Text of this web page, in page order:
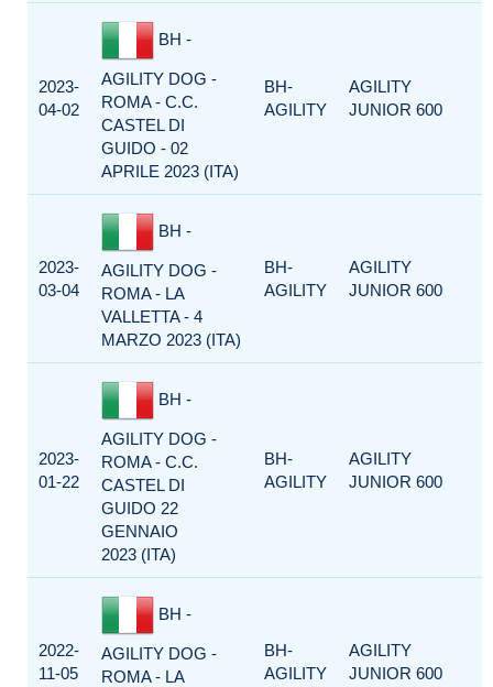
2023-
04-02
BH -
AGILITY DOG -
ROMA - C.C.
CASTEL DI
GUIDO - 02
APRILE 2023 (ITA)
BH-
AGILITY
AGILITY
JUNIOR 600
2023-
03-04
BH -
AGILITY DOG -
ROMA - LA
VALLETTA - 4
MARZO 2023 (ITA)
BH-
AGILITY
AGILITY
JUNIOR 600
2023-
01-22
BH -
AGILITY DOG -
ROMA - C.C.
CASTEL DI
GUIDO 22
GENNAIO
2023 (ITA)
BH-
AGILITY
AGILITY
JUNIOR 600
2022-
11-05
BH -
AGILITY DOG -
ROMA - LA
BH-
AGILITY
AGILITY
JUNIOR 600